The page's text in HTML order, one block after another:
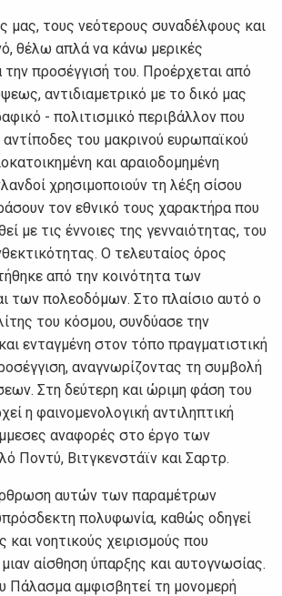
μας, τους νεότερους συναδέλφους και
θέλω απλά να κάνω μερικές
την προσέγγισή του. Προέρχεται από
αντιδιαμετρικό με το δικό μας
- πολιτισμικό περιβάλλον που
του μακρινού ευρωπαϊκού
και αραιοδομημένη
χρησιμοποιούν τη λέξη σίσου
τον εθνικό τους χαρακτήρα που
με τις έννοιες της γενναιότητας, του
Ο τελευταίος όρος
από την κοινότητα των
των πολεοδόμων. Στο πλαίσιο αυτό ο
του κόσμου, συνδύασε την
ενταγμένη στον τόπο πραγματιστική
αναγνωρίζοντας τη συμβολή
Στη δεύτερη και ώριμη φάση του
η φαινομενολογική αντιληπτική
αναφορές στο έργο των
Ποντύ, Βιτγκενστάϊν και Σαρτρ.
αυτών των παραμέτρων
πολυφωνία, καθώς οδηγεί
και νοητικούς χειρισμούς που
αίσθηση ύπαρξης και αυτογνωσίας.
Πάλασμα αμφισβητεί τη μονομερή